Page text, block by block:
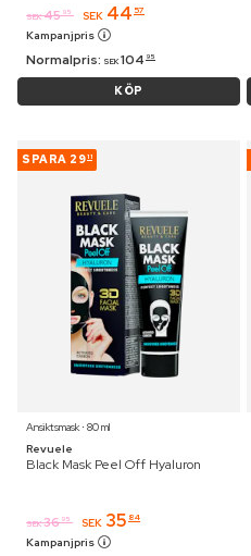
SEK 45 95 SEK 44 57
Kampanjpris
Normalpris: SEK 104 95
KÖP
SPARA 2911
Ansiktsmask ⋅ 80 ml
Revuele
Black Mask Peel Off Hyaluron
SEK 36 95 SEK 35 84
Kampanjpris